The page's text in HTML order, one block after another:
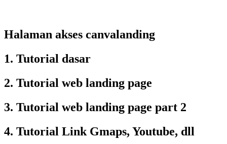
Halaman akses canvalanding
1. Tutorial dasar
2. Tutorial web landing page
3. Tutorial web landing page part 2
4. Tutorial Link Gmaps, Youtube, dll